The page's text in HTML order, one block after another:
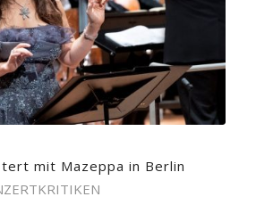
mit Mazeppa in Berlin